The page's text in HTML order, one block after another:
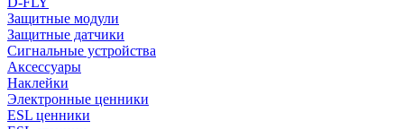
Защитные модули
Защитные датчики
Сигнальные устройства
Аксессуары
Наклейки
Электронные ценники
ESL ценники